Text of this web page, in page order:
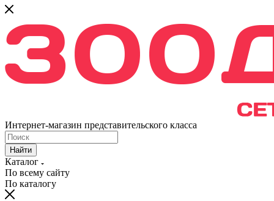
Интернет-магазин представительского класса
Найти
Каталог
По всему сайту
По каталогу